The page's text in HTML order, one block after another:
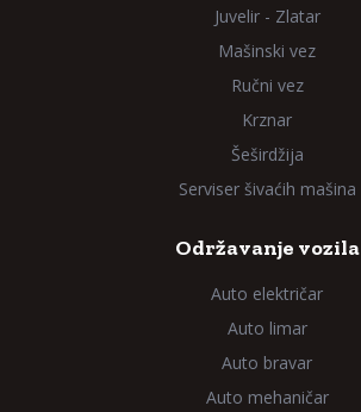
Juvelir - Zlatar
Mašinski vez
Ručni vez
Krznar
Šeširdžija
Serviser šivaćih mašina
Održavanje vozila
Auto električar
Auto limar
Auto bravar
Auto mehaničar